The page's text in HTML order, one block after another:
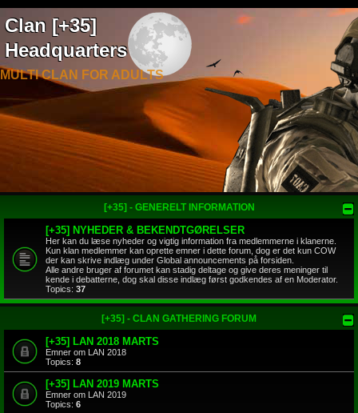
Clan [+35]
Headquarters
MULTI CLAN FOR ADULTS
[+35] - GENERELT INFORMATION
[+35] NYHEDER & BEKENDTGØRELSER
Her kan du læse nyheder og vigtig information fra medlemmerne i klanerne.
Kun klan medlemmer kan oprette emner i dette forum, dog er det kun COW
der kan skrive indlæg under Global announcements på forsiden.
Alle andre bruger af forumet kan stadig deltage og give deres meninger til
kende i debatterne, dog skal disse indlæg først godkendes af en Moderator.
Topics: 37
[+35] - CLAN GATHERING FORUM
[+35] LAN 2018 MARTS
Emner om LAN 2018
Topics: 8
[+35] LAN 2019 MARTS
Emner om LAN 2019
Topics: 6